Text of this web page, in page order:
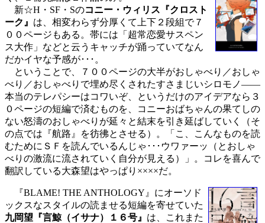
新☆H・SF・Sのコニー・ウィリス『クロスト
ーク』 は、相変わらず分厚くて上下２段組で７
００ページもある。帯には「超常恋愛サスペン
ス大作」などと云うキャッチが踊っていてなん
だかイヤな予感が･･･。
ということで、７００ページの大半がおしゃべり／おしゃ
べり／おしゃべりで埋め尽くされたすさまじいシロモノ――
本当のテレパシーはコワいぞ、というだけのアイデアなら３
０ページの短編で済むものを、コニーおばちゃんの果てしの
ない怒濤のおしゃべりが延々と結末を引き延ばしていく（そ
の点では『航路』を彷彿とさせる）。「こ、こんなものを読
むためにＳＦを読んでいるんじゃ･･･ウワァーッ（とおしゃ
べりの激流に流されていく自分が見える）」。コレを喜んで
翻訳している大森望はやっぱり××××だ。
『BLAME! THE ANTHOLOGY』にオーソド
ックスなスタイルの読ませる短編を寄せていた
九岡望『言鯨（イサナ）１６号』 は、これまた